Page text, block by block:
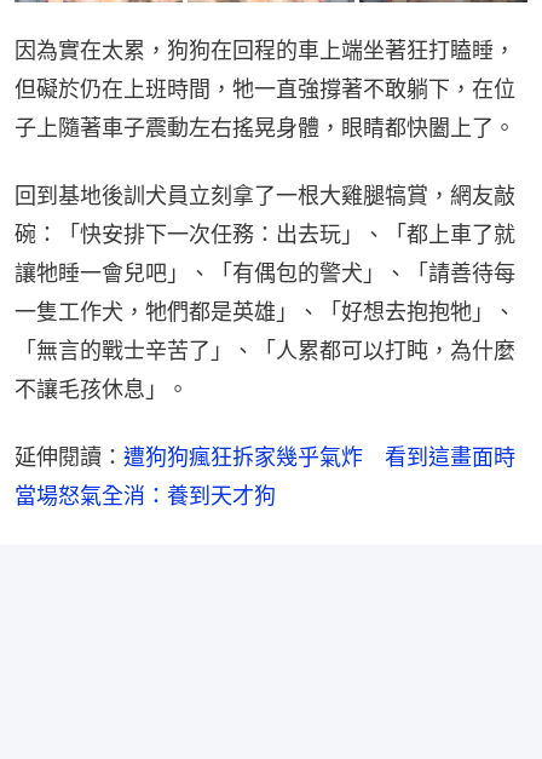
因為實在太累，狗狗在回程的車上端坐著狂打瞌睡，
但礙於仍在上班時間，牠一直強撐著不敢躺下，在位
子上隨著車子震動左右搖晃身體，眼睛都快闔上了。
回到基地後訓犬員立刻拿了一根大雞腿犒賞，網友敲
碗：「快安排下一次任務：出去玩」、「都上車了就
讓牠睡一會兒吧」、「有偶包的警犬」、「請善待每
一隻工作犬，牠們都是英雄」、「好想去抱抱牠」、
「無言的戰士辛苦了」、「人累都可以打盹，為什麼
不讓毛孩休息」。
延伸閱讀： 遭狗狗瘋狂拆家幾乎氣炸　看到這畫面時
當場怒氣全消：養到天才狗